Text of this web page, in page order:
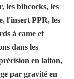
les bibcocks, les
l'insert PPR, les
à came et
dans les
en laiton,
par gravité en